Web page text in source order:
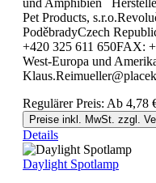
Pet Products,
PoděbradyCzech
+420 325 611 650FAX:
West-Europa und
Regulärer Preis: Ab 4,78
Preise inkl. MwSt. zzgl.
Details
Daylight Spotlamp